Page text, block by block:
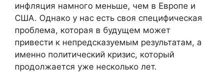
инфляция намного меньше, чем в Европе и
США. Однако у нас есть своя специфическая
проблема, которая в будущем может
привести к непредсказуемым результатам, а
именно политический кризис, который
продолжается уже несколько лет.